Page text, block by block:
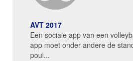
AVT 2017
Een sociale app van een
app moet onder andere de
poul...